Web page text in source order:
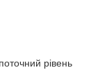
рівень